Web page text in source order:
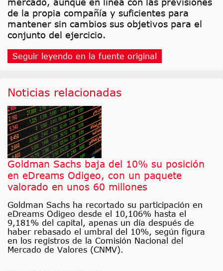
de la propia compañía y suficientes para
mantener sin cambios sus objetivos para el
conjunto del ejercicio.
Seguir leyendo en la fuente original
Noticias relacionadas
Goldman Sachs baja del 10% su posición
en eDreams Odigeo, con un paquete
valorado en unos 60 millones
Goldman Sachs ha recortado su participación en
eDreams Odigeo desde el 10,106% hasta el
9,181% del capital, apenas un día después de
haber rebasado el umbral del 10%, según figura
en los registros de la Comisión Nacional del
Mercado de Valores (CNMV).